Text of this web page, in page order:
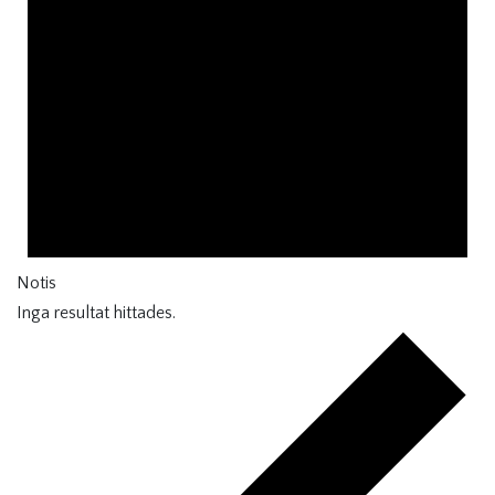
Notis
Inga resultat hittades.